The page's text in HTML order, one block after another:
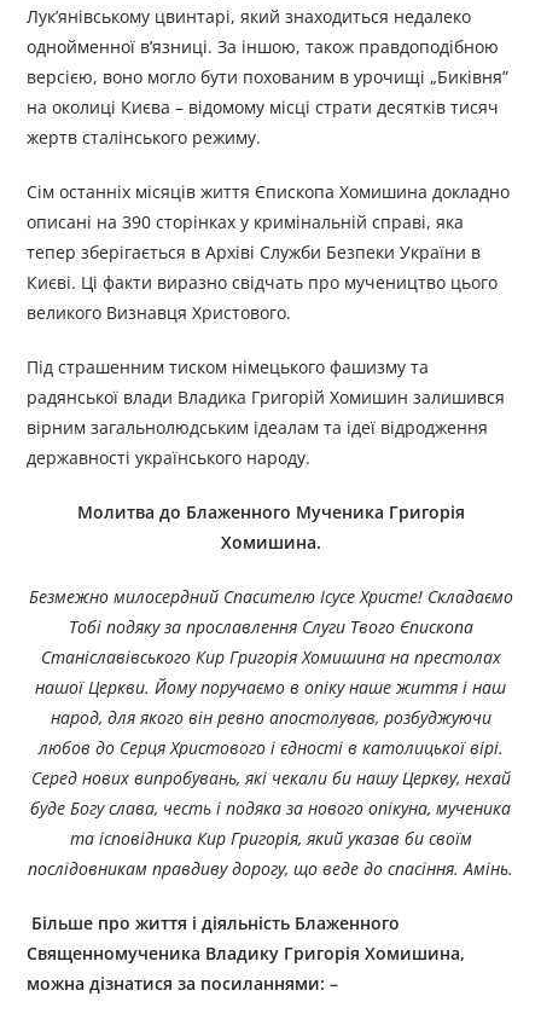
Лук’янівському цвинтарі, який знаходиться недалеко
однойменної в’язниці. За іншою, також правдоподібною
версією, воно могло бути похованим в урочищі „Биківня”
на околиці Києва – відомому місці страти десятків тисяч
жертв сталінського режиму.
Сім останніх місяців життя Єпископа Хомишина докладно
описані на 390 сторінках у кримінальній справі, яка
тепер зберігається в Архіві Служби Безпеки України в
Києві. Ці факти виразно свідчать про мучеництво цього
великого Визнавця Христового.
Під страшенним тиском німецького фашизму та
радянської влади Владика Григорій Хомишин залишився
вірним загальнолюдським ідеалам та ідеї відродження
державності українського народу.
Молитва до Блаженного Мученика Григорія
Хомишина.
Безмежно милосердний Спасителю Ісусе Христе! Складаємо
Тобі подяку за прославлення Слуги Твого Єпископа
Станіславівського Кир Григорія Хомишина на престолах
нашої Церкви. Йому поручаємо в опіку наше життя і наш
народ, для якого він ревно апостолував, розбуджуючи
любов до Серця Христового і єдності в католицької вірі.
Серед нових випробувань, які чекали би нашу Церкву, нехай
буде Богу слава, честь і подяка за нового опікуна, мученика
та ісповідника Кир Григорія,який указав би своїм
послідовникам правдиву дорогу, що веде до спасіння. Амінь.
Більше про життя і діяльність Блаженного
Священномученика Владику ГригоріяХомишина,
можна дізнатися за посиланнями: –